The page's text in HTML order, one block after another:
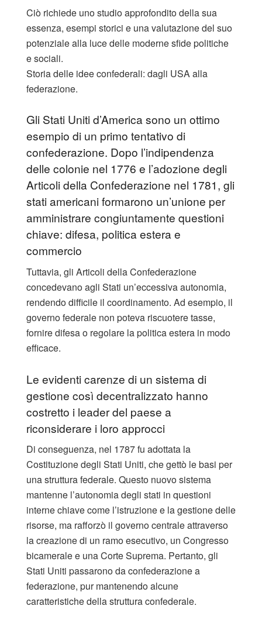
Ciò richiede uno studio approfondito della sua
essenza, esempi storici e una valutazione del suo
potenziale alla luce delle moderne sfide politiche
e sociali.
Storia delle idee confederali: dagli USA alla
federazione.
Gli Stati Uniti d’America sono un ottimo
esempio di un primo tentativo di
confederazione. Dopo l’indipendenza
delle colonie nel 1776 e l’adozione degli
Articoli della Confederazione nel 1781, gli
stati americani formarono un’unione per
amministrare congiuntamente questioni
chiave: difesa, politica estera e
commercio
Tuttavia, gli Articoli della Confederazione
concedevano agli Stati un’eccessiva autonomia,
rendendo difficile il coordinamento. Ad esempio, il
governo federale non poteva riscuotere tasse,
fornire difesa o regolare la politica estera in modo
efficace.
Le evidenti carenze di un sistema di
gestione così decentralizzato hanno
costretto i leader del paese a
riconsiderare i loro approcci
Di conseguenza, nel 1787 fu adottata la
Costituzione degli Stati Uniti, che gettò le basi per
una struttura federale. Questo nuovo sistema
mantenne l’autonomia degli stati in questioni
interne chiave come l’istruzione e la gestione delle
risorse, ma rafforzò il governo centrale attraverso
la creazione di un ramo esecutivo, un Congresso
bicamerale e una Corte Suprema. Pertanto, gli
Stati Uniti passarono da confederazione a
federazione, pur mantenendo alcune
caratteristiche della struttura confederale.